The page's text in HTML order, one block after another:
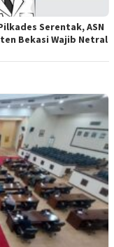
Serentak, ASN
Bekasi Wajib Netral